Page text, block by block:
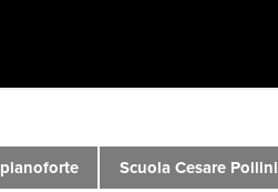
pianoforte Scuola Cesare Pollini